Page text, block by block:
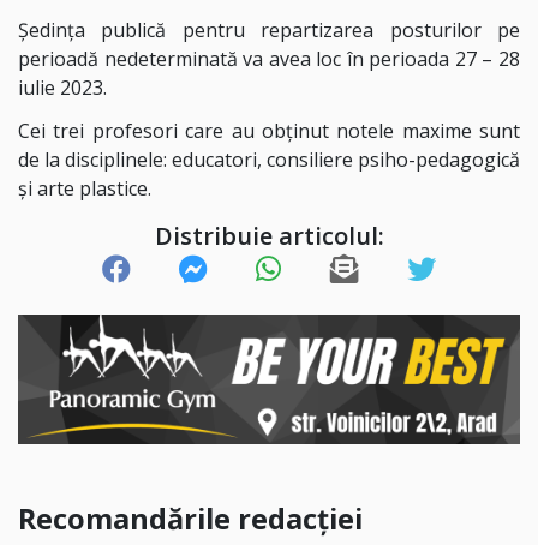
Ședința publică pentru repartizarea posturilor pe
perioadă nedeterminată va avea loc în perioada 27 – 28
iulie 2023.
Cei trei profesori care au obținut notele maxime sunt
de la disciplinele: educatori, consiliere psiho-pedagogică
și arte plastice.
Distribuie articolul:
Recomandările redacției